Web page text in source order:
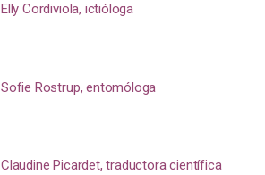
Elly Cordiviola, ictióloga
Sofie Rostrup, entomóloga
Claudine Picardet, traductora científica